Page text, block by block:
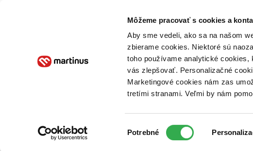
Môžeme pracovať s cookies a
Aby sme vedeli, ako sa na našom
zbierame cookies. Niektoré sú
toho používame analytické
vás zlepšovať. Personalizačné
Marketingové cookies nám zas
tretími stranami. Veľmi by nám
súhlasu
Potrebné
Poukážky Kontakt